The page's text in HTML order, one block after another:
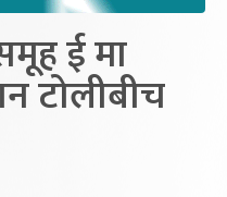
ई मा
टोलीबीच